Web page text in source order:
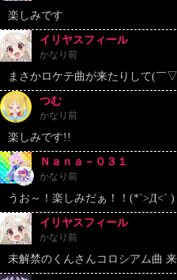
楽しみです
イリヤスフィール
かなり前
まさかロケテ曲が来たりして(
つむ
かなり前
楽しみです!!
Ｎａｎａ－０３１
かなり前
うお～！楽しみだぁ！！(*`>Д<´
イリヤスフィール
かなり前
未解禁のくんさんコロシアム曲